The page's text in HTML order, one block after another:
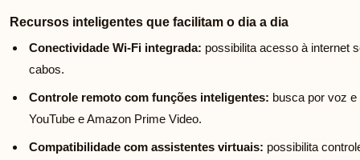
Recursos inteligentes que facilitam o dia a dia
Conectividade Wi-Fi integrada: possibilita acesso à internet
cabos.
Controle remoto com funções inteligentes: busca por voz
YouTube e Amazon Prime Video.
Compatibilidade com assistentes virtuais: possibilita